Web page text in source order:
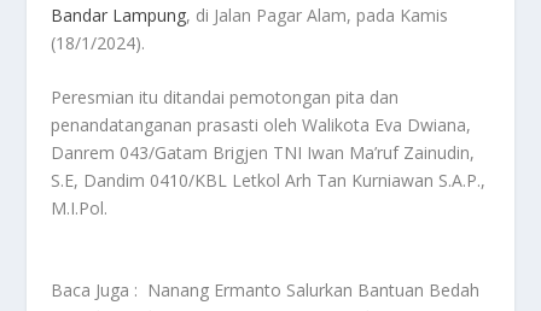
Bandar Lampung, di Jalan Pagar Alam, pada Kamis
(18/1/2024).
Peresmian itu ditandai pemotongan pita dan
penandatanganan prasasti oleh Walikota Eva Dwiana,
Danrem 043/Gatam Brigjen TNI Iwan Ma’ruf Zainudin,
S.E, Dandim 0410/KBL Letkol Arh Tan Kurniawan S.A.P.,
M.I.Pol.
Baca Juga : Nanang Ermanto Salurkan Bantuan Bedah